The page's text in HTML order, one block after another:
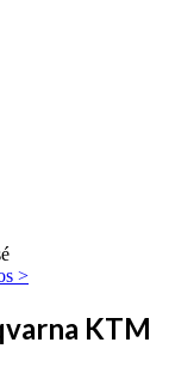
>
KTM